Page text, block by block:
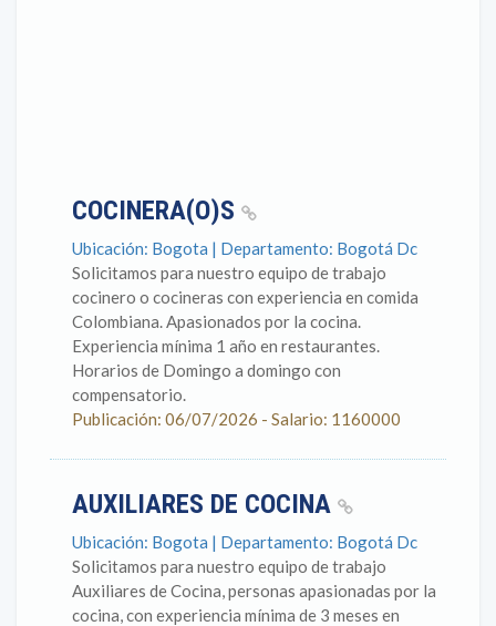
COCINERA(O)S
Ubicación: Bogota | Departamento: Bogotá Dc
Solicitamos para nuestro equipo de trabajo
cocinero o cocineras con experiencia en comida
Colombiana. Apasionados por la cocina.
Experiencia mínima 1 año en restaurantes.
Horarios de Domingo a domingo con
compensatorio.
Publicación: 06/07/2026 - Salario: 1160000
AUXILIARES DE COCINA
Ubicación: Bogota | Departamento: Bogotá Dc
Solicitamos para nuestro equipo de trabajo
Auxiliares de Cocina, personas apasionadas por la
cocina, con experiencia mínima de 3 meses en